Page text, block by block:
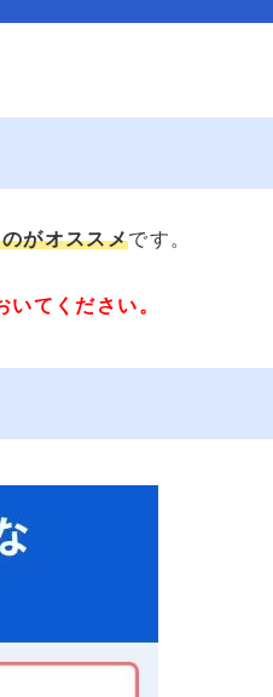
がオススメです。
てください。